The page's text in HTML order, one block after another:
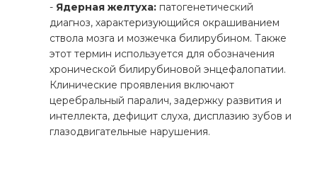
- Ядерная желтуха: патогенетический
диагноз, характеризующийся окрашиванием
ствола мозга и мозжечка билирубином. Также
этот термин используется для обозначения
хронической билирубиновой энцефалопатии.
Клинические проявления включают
церебральный паралич, задержку развития и
интеллекта, дефицит слуха, дисплазию зубов и
глазодвигательные нарушения.